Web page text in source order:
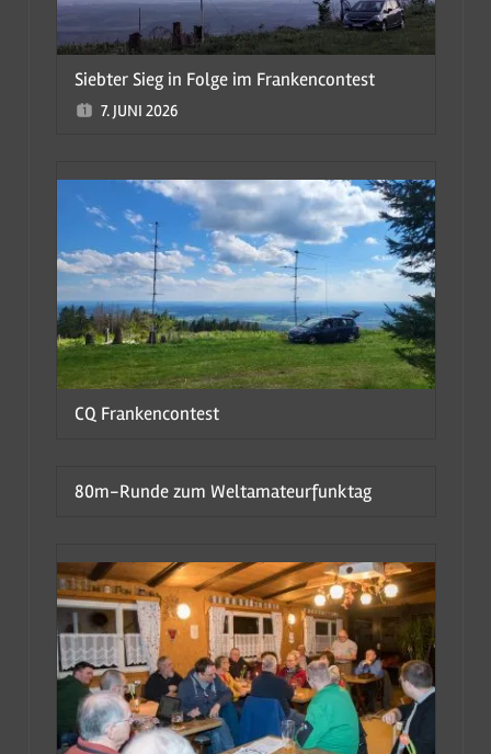
Siebter Sieg in Folge im Frankencontest
7. JUNI 2026
CQ Frankencontest
80m-Runde zum Weltamateurfunktag